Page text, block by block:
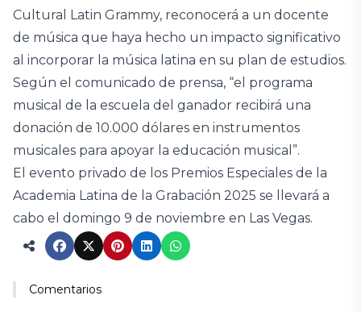
Cultural Latin Grammy, reconocerá a un docente
de música que haya hecho un impacto significativo
al incorporar la música latina en su plan de estudios.
Según el comunicado de prensa, “el programa
musical de la escuela del ganador recibirá una
donación de 10.000 dólares en instrumentos
musicales para apoyar la educación musical”.
El evento privado de los Premios Especiales de la
Academia Latina de la Grabación 2025 se llevará a
cabo el domingo 9 de noviembre en Las Vegas.
Comentarios